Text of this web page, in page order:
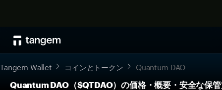
Tangem Wallet コインとトークン Quantum DAO
Quantum DAO（$QTDAO）の価格・概要・安全な保